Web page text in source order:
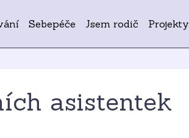
Sebepéče Jsem rodič Projekty
asistentek